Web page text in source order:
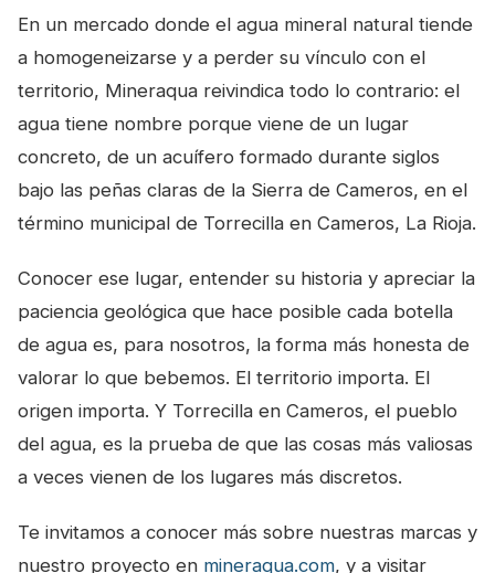
En un mercado donde el agua mineral natural tiende
a homogeneizarse y a perder su vínculo con el
territorio, Mineraqua reivindica todo lo contrario: el
agua tiene nombre porque viene de un lugar
concreto, de un acuífero formado durante siglos
bajo las peñas claras de la Sierra de Cameros, en el
término municipal de Torrecilla en Cameros, La Rioja.
Conocer ese lugar, entender su historia y apreciar la
paciencia geológica que hace posible cada botella
de agua es, para nosotros, la forma más honesta de
valorar lo que bebemos. El territorio importa. El
origen importa. Y Torrecilla en Cameros, el pueblo
del agua, es la prueba de que las cosas más valiosas
a veces vienen de los lugares más discretos.
Te invitamos a conocer más sobre nuestras marcas y
nuestro proyecto en mineraqua.com, y a visitar